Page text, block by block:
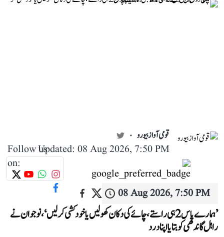
قومی آواز بیورو
Updated: 08 Aug 2026, 7:50 PM
Follow us
on:
08 Aug 2026, 7:50 PM
’ہمارے پاس 2 ہی راستے، چائے کی دکان کھولیں یا خودکشی کر لیں‘، نوجوان نے
راہل گاندھی کو بتایا اپنا درد